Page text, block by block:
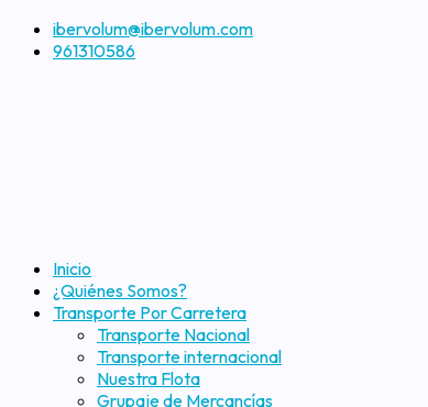
ibervolum@ibervolum.com
961310586
Inicio
¿Quiénes Somos?
Transporte Por Carretera
Transporte Nacional
Transporte internacional
Nuestra Flota
Grupaje de Mercancías